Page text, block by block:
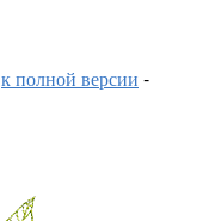
к полной версии -